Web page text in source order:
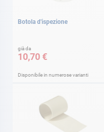
Botola d'ispezione
già da
10,70 €
Disponibile in numerose varianti